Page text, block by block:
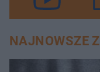
NAJNOWSZE